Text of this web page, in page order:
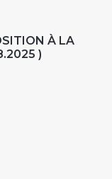
À LA
)